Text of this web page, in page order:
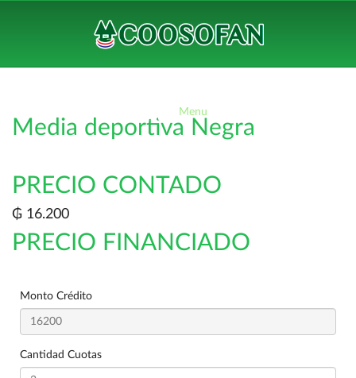
Menu
Media deportiva Negra
PRECIO CONTADO
₲ 16.200
PRECIO FINANCIADO
Monto Crédito
Cantidad Cuotas